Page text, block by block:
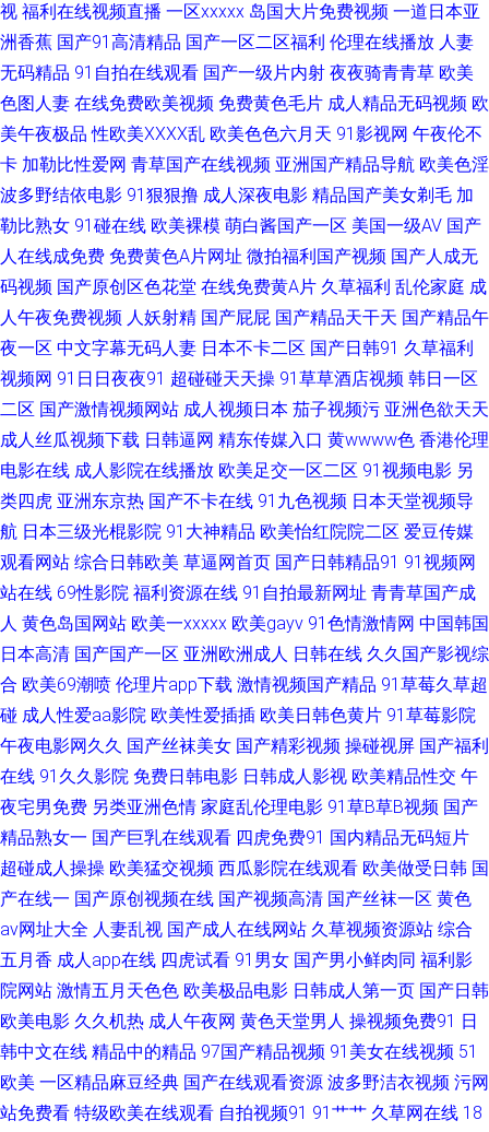
字幕 内射无码一区日韩 97亚洲色 久久草资源网 免费试看网 久久香蕉草久久
国产精品韩日 欧美色图色 日韩h片网站 91白虎丝袜萝莉 www97色 亚洲影院
老司机 97在线超碰 操碰视频免费 豆花国产mv 国产区五五区 内射人妻14p
日韩精品国产精品 91福利导 99TV污黄 福利视频网址 狼友www 人妻熟女一
级片 五月狼人AV AV东方无码 国产精品打炮自拍 青青热久 欧美第一页www
无码爆乳久久 国产日韩乱 女同六区 日韩有码au 成人超碰 欧美激情熟妇 少妇
黑丝足交 人妻精品二区在线 欧亚另类综合 欧美极品性爱 伊人在线成人av 99
色导航 国产精品吃瓜视频 韩日操逼无码 欧美精品另类 亚洲欧美ts热舞 97大
香蕉热播 成人论理视屏 国产色五月婷婷 欧美成人99密芽 婷婷爱香蕉 综合无
码中文网 AV男人网光在线 黄色三级片网址 青青操在线 午夜三级网站 91老司
机色色 超碰天天干天天操 九一视频免费观看 伪娘互操 91se白浆 99豆花日本
视频 黄射网站91 欧美福利网站 人妻玖玖 日本蜜桃综合网 天天干在线激情
入口官网 国产在线骚货群p 欧美成人TV 日本色色图 91蜜桃麻豆 成人天蚕91
国产精品官网 欧美大肥婆p 人人摸人人爱 91青娱乐首页 成人黄色电影网址
另类伊人vv 欧美涩涩视频 婷婷五月天亚洲 91视频导航 大香蕉AV网 久久蜜芽
影视 欧美亚州色的图 91黑丝视频网站 影音先锋男人站 超碰色色人人 久草手
机在线视频 伊人大香蕉91 超碰在线人 九九成人伊人 美女看片 青青草视频国
产 五月丁香色图 在线豆花黑料9 超碰青青草原 韩日屄视频 伦理片大香蕉 亚
洲天堂91 午夜视频97 国产久草免费 日本se情 亚洲AV操逼 99re视频 国产在
线视频 精品伦理 老司机副利院 欧美亚日韩 91色人妻 成人AⅤ色导航 欧美成
视 福利在线视频直播 一区xxxxx 岛国大片免费视频 一道日本亚
洲香蕉 国产91高清精品 国产一区二区福利 伦理在线播放 人妻
无码精品 91自拍在线观看 国产一级片内射 夜夜骑青青草 欧美
色图人妻 在线免费欧美视频 免费黄色毛片 成人精品无码视频 欧
美午夜极品 性欧美ⅩⅩⅩⅩ乱 欧美色色六月天 91影视网 午夜伦不
卡 加勒比性爱网 青草国产在线视频 亚洲国产精品导航 欧美色淫
波多野结依电影 91狠狠撸 成人深夜电影 精品国产美女剃毛 加
勒比熟女 91碰在线 欧美裸模 萌白酱国产一区 美国一级AV 国产
人在线成免费 免费黄色A片网址 微拍福利国产视频 国产人成无
码视频 国产原创区色花堂 在线免费黄A片 久草福利 乱伦家庭 成
人午夜免费视频 人妖射精 国产屁屁 国产精品天干天 国产精品午
夜一区 中文字幕无码人妻 日本不卡二区 国产日韩91 久草福利
视频网 91日日夜夜91 超碰碰天天操 91草草酒店视频 韩日一区
二区 国产激情视频网站 成人视频日本 茄子视频污 亚洲色欲天天
成人丝瓜视频下载 日韩逼网 精东传媒入口 黄wwww色 香港伦理
电影在线 成人影院在线播放 欧美足交一区二区 91视频电影 另
类四虎 亚洲东京热 国产不卡在线 91九色视频 日本天堂视频导
航 日本三级光棍影院 91大神精品 欧美怡红院院二区 爱豆传媒
观看网站 综合日韩欧美 草逼网首页 国产日韩精品91 91视频网
站在线 69性影院 福利资源在线 91自拍最新网址 青青草国产成
人 黄色岛国网站 欧美一xxxxx 欧美gayv 91色情激情网 中国韩国
日本高清 国产国产一区 亚洲欧洲成人 日韩在线 久久国产影视综
合 欧美69潮喷 伦理片app下载 激情视频国产精品 91草莓久草超
碰 成人性爱aa影院 欧美性爱插插 欧美日韩色黄片 91草莓影院
午夜电影网久久 国产丝袜美女 国产精彩视频 操碰视屏 国产福利
在线 91久久影院 免费日韩电影 日韩成人影视 欧美精品性交 午
夜宅男免费 另类亚洲色情 家庭乱伦理电影 91草B草B视频 国产
精品熟女一 国产巨乳在线观看 四虎免费91 国内精品无码短片
超碰成人操操 欧美猛交视频 西瓜影院在线观看 欧美做受日韩 国
产在线一 国产原创视频在线 国产视频高清 国产丝袜一区 黄色
av网址大全 人妻乱视 国产成人在线网站 久草视频资源站 综合
五月香 成人app在线 四虎试看 91男女 国产男小鲜肉同 福利影
院网站 激情五月天色色 欧美极品电影 日韩成人第一页 国产日韩
欧美电影 久久机热 成人午夜网 黄色天堂男人 操视频免费91 日
韩中文在线 精品中的精品 97国产精品视频 91美女在线视频 51
欧美 一区精品麻豆经典 国产在线观看资源 波多野洁衣视频 污网
站免费看 特级欧美在线观看 自拍视频91 91艹艹 久草网在线 18